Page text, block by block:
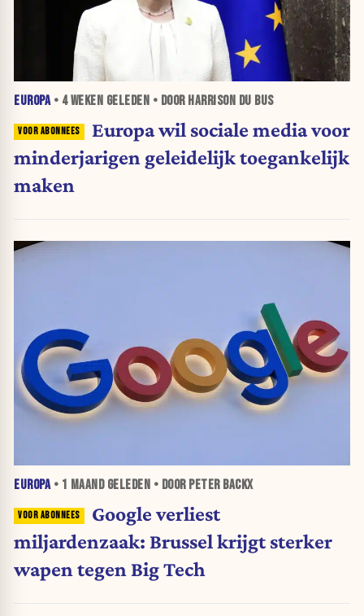
EUROPA• 4 WEKEN GELEDEN • DOOR HARRISON DU BUS
Europa wil sociale media voor
minderjarigen geleidelijk toegankelijk
maken
EUROPA• 1 MAANDGELEDEN • DOOR PETER BACKX
Google verliest
miljardenzaak: Brussel krijgt sterker
wapen tegen Big Tech